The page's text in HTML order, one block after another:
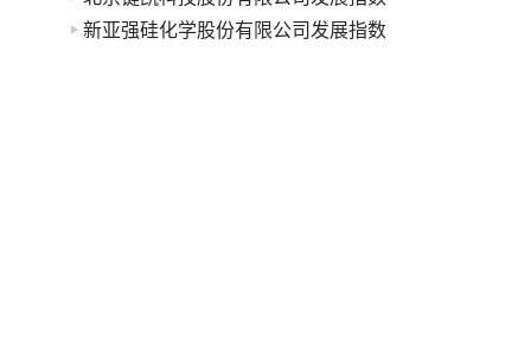
新亚强硅化学股份有限公司发展指数